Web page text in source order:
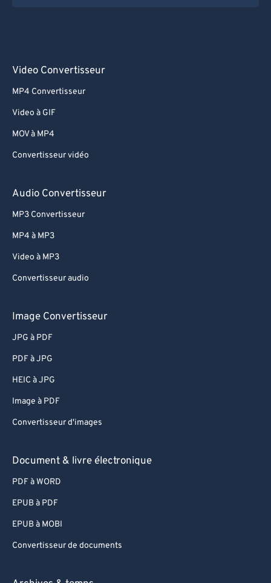
Video Convertisseur
MP4 Convertisseur
Video à GIF
MOV à MP4
Convertisseur vidéo
Audio Convertisseur
MP3 Convertisseur
MP4 à MP3
Video à MP3
Convertisseur audio
Image Convertisseur
JPG à PDF
PDF à JPG
HEIC à JPG
Image à PDF
Convertisseur d'images
Document & livre électronique
PDF à WORD
EPUB à PDF
EPUB à MOBI
Convertisseur de documents